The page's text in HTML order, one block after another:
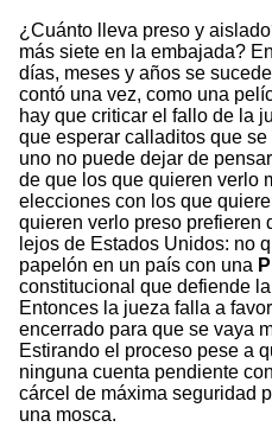
¿Cuánto lleva preso y
más siete en la embajada?
días, meses y años se
contó una vez, como una
hay que criticar el fallo de la
que esperar calladitos que
uno no puede dejar de
de que los que quieren verlo
elecciones con los que
quieren verlo preso prefieren
lejos de Estados Unidos: no
papelón en un país con una
constitucional que defiende
Entonces la jueza falla a
encerrado para que se vaya
Estirando el proceso pese a
ninguna cuenta pendiente
cárcel de máxima seguridad
una mosca.